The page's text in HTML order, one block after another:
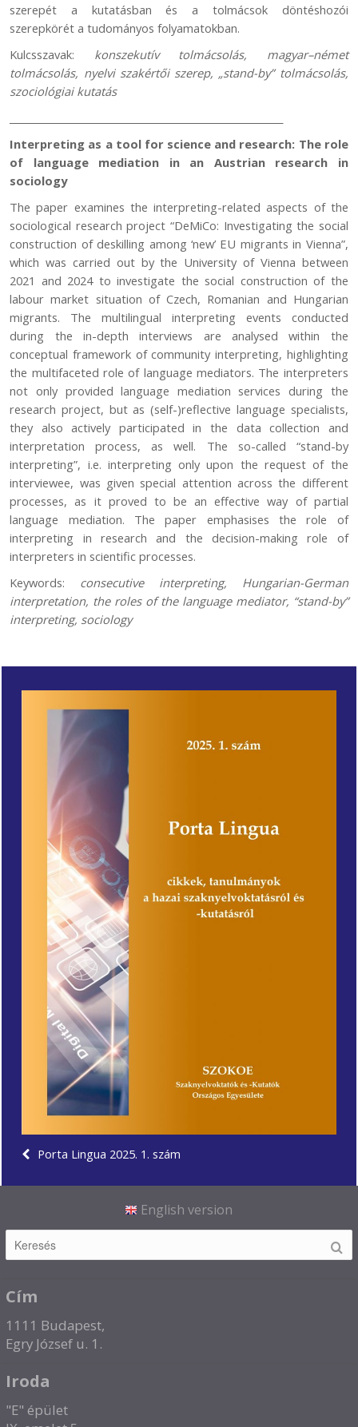
szerepét a kutatásban és a tolmácsok döntéshozói
szerepkörét a tudományos folyamatokban.
Kulcsszavak: konszekutív tolmácsolás, magyar–német
tolmácsolás, nyelvi szakértői szerep, „stand-by” tolmácsolás,
szociológiai kutatás
Interpreting as a tool for science and research: The role
of language mediation in an Austrian research in
sociology
The paper examines the interpreting-related aspects of the
sociological research project “DeMiCo: Investigating the social
construction of deskilling among ‘new’ EU migrants in Vienna”,
which was carried out by the University of Vienna between
2021 and 2024 to investigate the social construction of the
labour market situation of Czech, Romanian and Hungarian
migrants. The multilingual interpreting events conducted
during the in-depth interviews are analysed within the
conceptual framework of community interpreting, highlighting
the multifaceted role of language mediators. The interpreters
not only provided language mediation services during the
research project, but as (self-)reflective language specialists,
they also actively participated in the data collection and
interpretation process, as well. The so-called “stand-by
interpreting”, i.e. interpreting only upon the request of the
interviewee, was given special attention across the different
processes, as it proved to be an effective way of partial
language mediation. The paper emphasises the role of
interpreting in research and the decision-making role of
interpreters in scientific processes.
Keywords: consecutive interpreting, Hungarian-German
interpretation, the roles of the language mediator, “stand-by”
interpreting, sociology
Porta Lingua 2025. 1. szám
English version
Cím
1111 Budapest,
Egry József u. 1.
Iroda
"E" épület